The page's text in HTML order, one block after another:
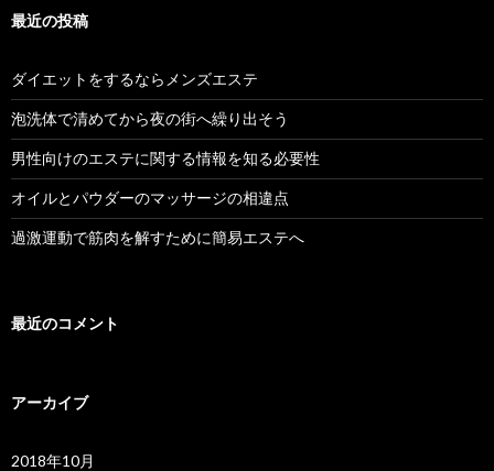
ン
最近の投稿
ダイエットをするならメンズエステ
泡洗体で清めてから夜の街へ繰り出そう
男性向けのエステに関する情報を知る必要性
オイルとパウダーのマッサージの相違点
過激運動で筋肉を解すために簡易エステへ
最近のコメント
アーカイブ
2018年10月